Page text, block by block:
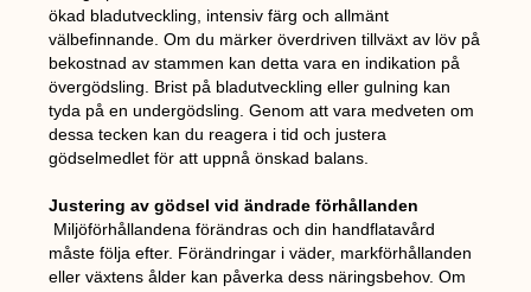
ökad bladutveckling, intensiv färg och allmänt
välbefinnande. Om du märker överdriven tillväxt av löv på
bekostnad av stammen kan detta vara en indikation på
övergödsling. Brist på bladutveckling eller gulning kan
tyda på en undergödsling. Genom att vara medveten om
dessa tecken kan du reagera i tid och justera
gödselmedlet för att uppnå önskad balans.
Justering av gödsel vid ändrade förhållanden
Miljöförhållandena förändras och din handflatavård
måste följa efter. Förändringar i väder, markförhållanden
eller växtens ålder kan påverka dess näringsbehov. Om